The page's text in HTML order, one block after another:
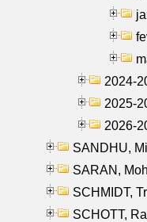
2024-
2025-
2026-
SANDHU,
SARAN,
SCHMIDT,
SCHOTT,